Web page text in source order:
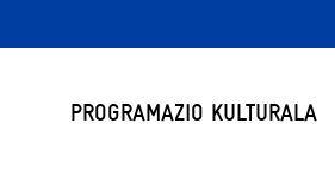
PROGRAMAZIO KULTURALA